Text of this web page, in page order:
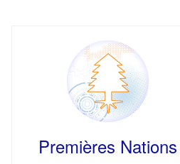
Premières Nations